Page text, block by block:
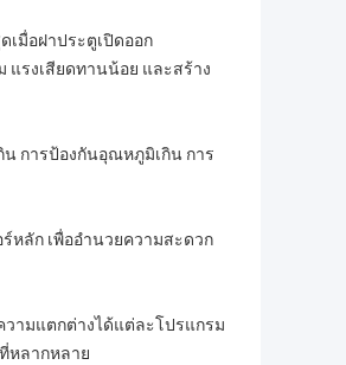
เมื่อฝาประตูเปิดออก
แรงเสียดทานน้อย และสร้าง
น การป้องกันอุณหภูมิเกิน การ
หลัก เพื่ออำนวยความสะดวก
ามแตกต่างได้แต่ละโปรแกรม
หลากหลาย